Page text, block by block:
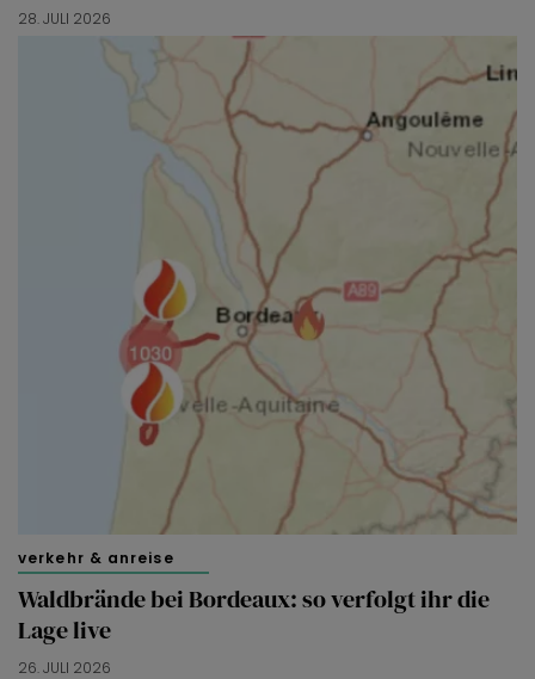
28. JULI 2026
verkehr & anreise
Waldbrände bei Bordeaux: so verfolgt ihr die
Lage live
26. JULI 2026